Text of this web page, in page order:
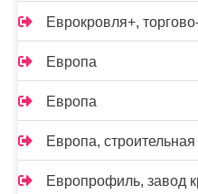
Еврокровля+,
Европа
Европа
Европа,
Европрофиль, завод